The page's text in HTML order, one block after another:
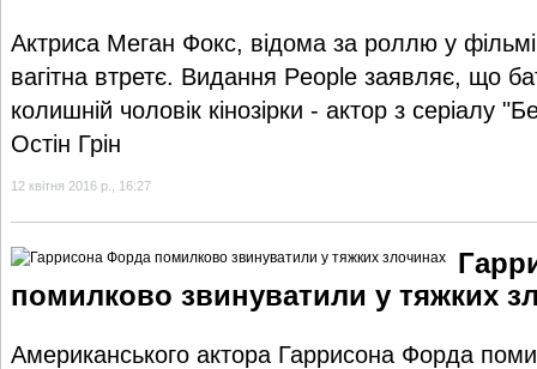
Актриса Меган Фокс, відома за роллю у
вагітна втретє. Видання People заявляє, що
колишній чоловік кінозірки - актор з серіалу
Остін Грін
12 квітня 2016 р., 16:27
помилково звинуватили у тяжких
Американського актора Гаррисона Форда